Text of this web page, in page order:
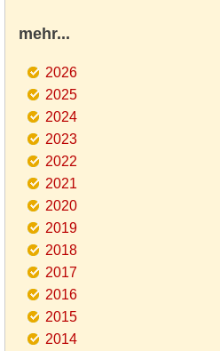
mehr...
2026
2025
2024
2023
2022
2021
2020
2019
2018
2017
2016
2015
2014